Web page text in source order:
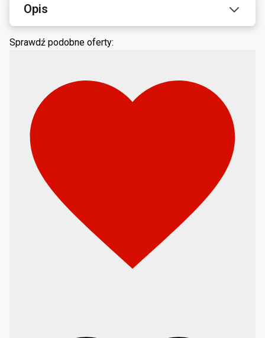
Opis
Sprawdź podobne oferty: